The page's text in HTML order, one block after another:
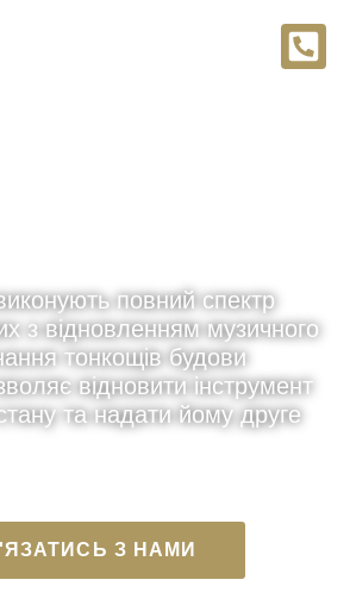
повний спектр
з відновленням музичного
тонкощів будови
відновити інструмент
та надати йому друге
З НАМИ